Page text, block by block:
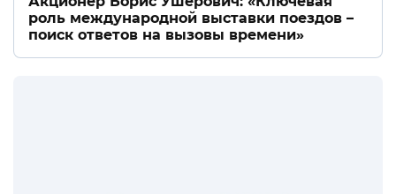
роль международной выставки поездов –
поиск ответов на вызовы времени»